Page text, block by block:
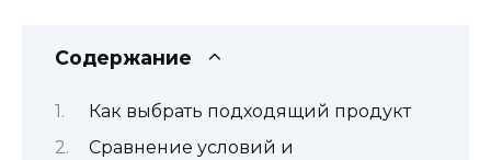
Содержание
Как выбрать подходящий продукт
Сравнение условий и